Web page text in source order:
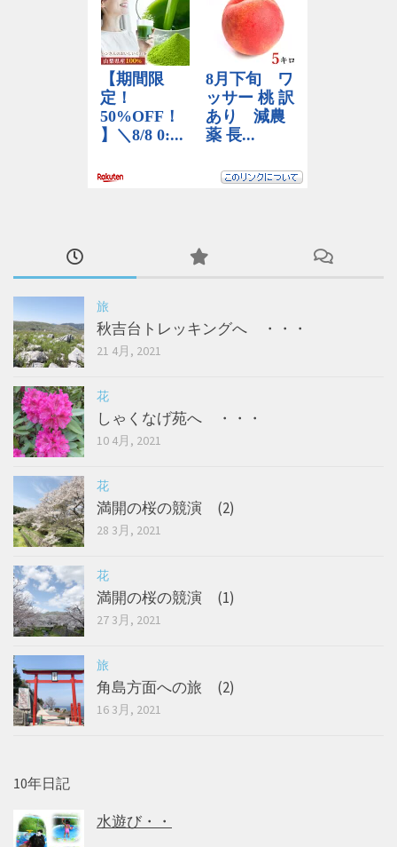
旅
秋吉台トレッキングへ ・・・
21 4月, 2021
花
しゃくなげ苑へ ・・・
10 4月, 2021
花
満開の桜の競演 (2)
28 3月, 2021
花
満開の桜の競演 (1)
27 3月, 2021
旅
角島方面への旅 (2)
16 3月, 2021
10年日記
水遊び・・